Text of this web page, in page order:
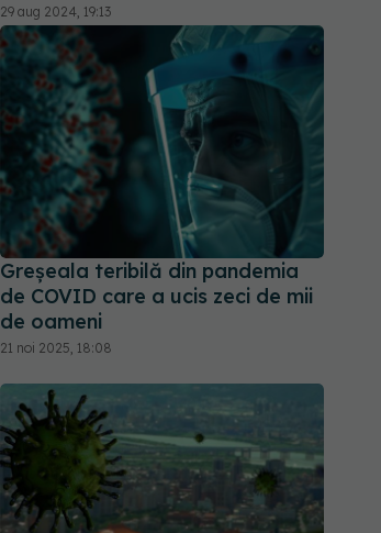
29 aug 2024, 19:13
Greșeala teribilă din pandemia
de COVID care a ucis zeci de mii
de oameni
21 noi 2025, 18:08